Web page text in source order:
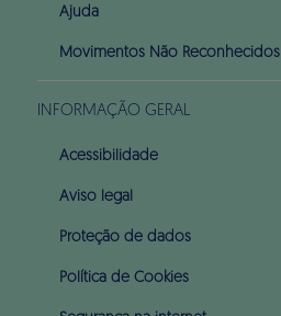
Ajuda
Movimentos Não Reconhecidos
INFORMAÇÃO GERAL
Acessibilidade
Aviso legal
Proteção de dados
Política de Cookies